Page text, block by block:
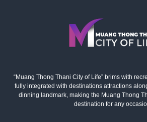
“Muang Thong Thani City of Life” brims with
fully integrated with destinations attractions
dinning landmark, making the Muang Thong
destination for any